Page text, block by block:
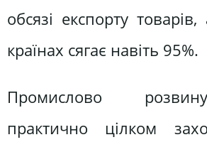
обсязі експорту
країнах сягає навіть 95%.
Промислово
практично цілком